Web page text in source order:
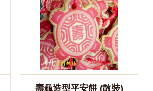
壽龜造型平安餅 (散裝)